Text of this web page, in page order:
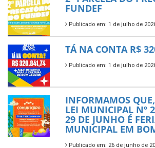
FUNDEF
Publicado em: 1 de julho de
TÁ NA CONTA R$
Publicado em: 1 de julho de
INFORMAMOS
LEI MUNICIPAL Nº
29 DE JUNHO É
MUNICIPAL EM
Publicado em: 26 de junho de